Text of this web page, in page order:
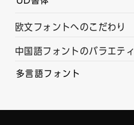
欧文フォントへのこだわり
中国語フォントのバラエティ
多言語フォント